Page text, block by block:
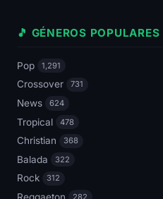
🎵 GÉNEROS POPULARES
Pop 1,291
Crossover 731
News 624
Tropical 478
Christian 368
Balada 322
Rock 312
282